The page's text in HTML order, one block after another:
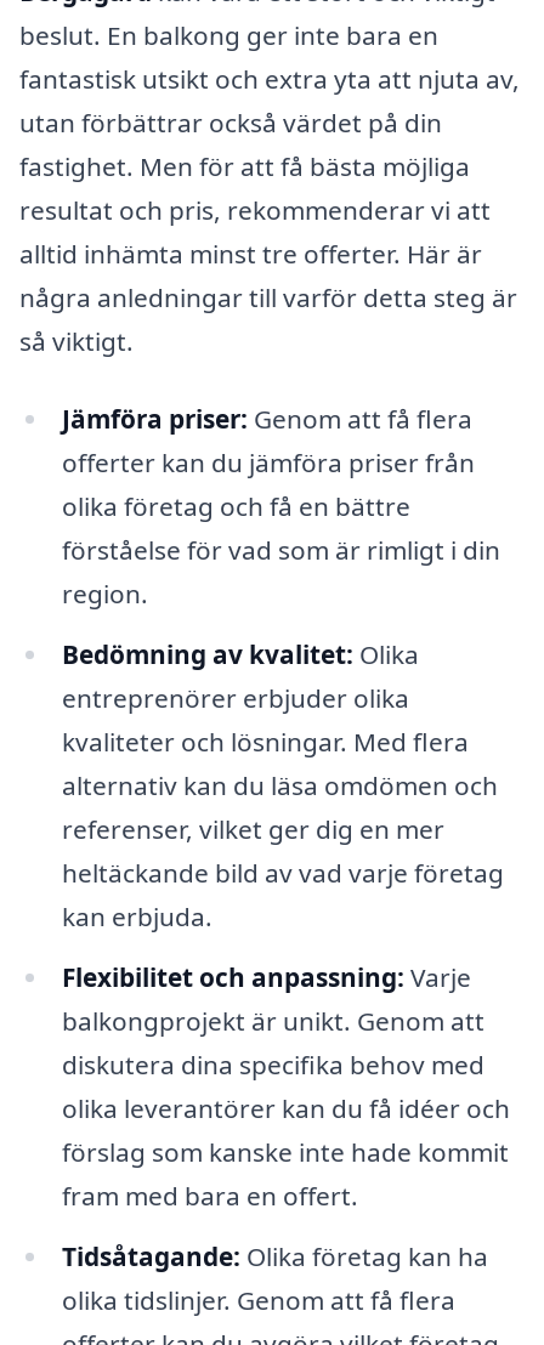
beslut. En balkong ger inte bara en
fantastisk utsikt och extra yta att njuta av,
utan förbättrar också värdet på din
fastighet. Men för att få bästa möjliga
resultat och pris, rekommenderar vi att
alltid inhämta minst tre offerter. Här är
några anledningar till varför detta steg är
så viktigt.
Jämföra priser: Genom att få flera
offerter kan du jämföra priser från
olika företag och få en bättre
förståelse för vad som är rimligt i din
region.
Bedömning av kvalitet: Olika
entreprenörer erbjuder olika
kvaliteter och lösningar. Med flera
alternativ kan du läsa omdömen och
referenser, vilket ger dig en mer
heltäckande bild av vad varje företag
kan erbjuda.
Flexibilitet och anpassning: Varje
balkongprojekt är unikt. Genom att
diskutera dina specifika behov med
olika leverantörer kan du få idéer och
förslag som kanske inte hade kommit
fram med bara en offert.
Tidsåtagande: Olika företag kan ha
olika tidslinjer. Genom att få flera